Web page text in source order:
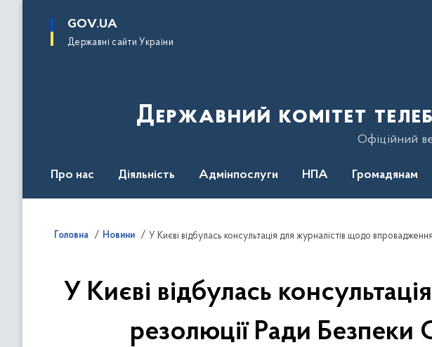
основного
GOV.UA
Державні сайти України
Державний комітет
Офіційний
Про нас Діяльність Адмінпослуги НПА Громадянам
Головна Новини
У Києві відбулась
резолюції Ради